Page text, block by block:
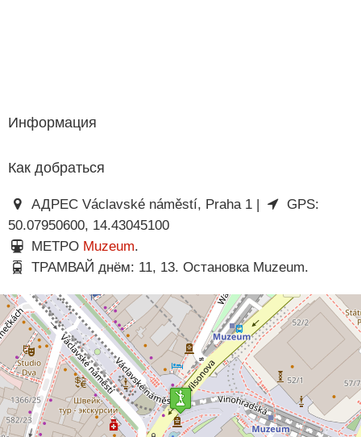
Информация
Как добраться
АДРЕС Václavské náměstí, Praha 1 |
GPS:
50.07950600, 14.43045100
МЕТРО Muzeum.
ТРАМВАЙ днём: 11, 13. Остановка Muzeum.